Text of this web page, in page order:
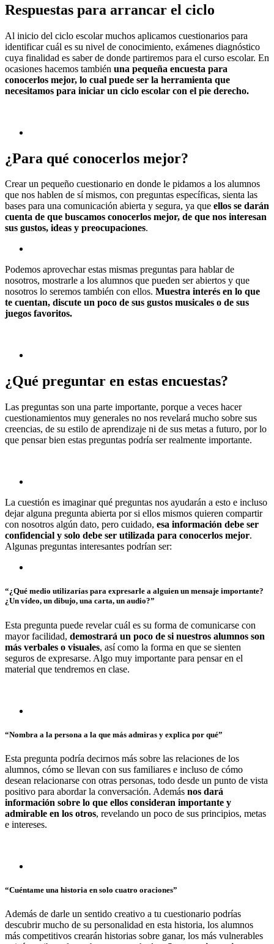
Respuestas para arrancar el ciclo
Al inicio del ciclo escolar muchos aplicamos cuestionarios para
identificar cuál es su nivel de conocimiento, exámenes diagnóstico
cuya finalidad es saber de donde partiremos para el curso escolar. En
ocasiones hacemos también una pequeña encuesta para
conocerlos mejor, lo cual puede ser la herramienta que
necesitamos para iniciar un ciclo escolar con el pie derecho.
¿Para qué conocerlos mejor?
Crear un pequeño cuestionario en donde le pidamos a los alumnos
que nos hablen de sí mismos, con preguntas específicas, sienta las
bases para una comunicación abierta y segura, ya que ellos se darán
cuenta de que buscamos conocerlos mejor, de que nos interesan
sus gustos, ideas y preocupaciones.
Podemos aprovechar estas mismas preguntas para hablar de
nosotros, mostrarle a los alumnos que pueden ser abiertos y que
nosotros lo seremos también con ellos. Muestra interés en lo que
te cuentan, discute un poco de sus gustos musicales o de sus
juegos favoritos.
¿Qué preguntar en estas encuestas?
Las preguntas son una parte importante, porque a veces hacer
cuestionamientos muy generales no nos revelará mucho sobre sus
creencias, de su estilo de aprendizaje ni de sus metas a futuro, por lo
que pensar bien estas preguntas podría ser realmente importante.
La cuestión es imaginar qué preguntas nos ayudarán a esto e incluso
dejar alguna pregunta abierta por si ellos mismos quieren compartir
con nosotros algún dato, pero cuidado, esa información debe ser
confidencial y solo debe ser utilizada para conocerlos mejor.
Algunas preguntas interesantes podrían ser:
“¿Qué medio utilizarías para expresarle a alguien un mensaje importante?
¿Un vídeo, un dibujo, una carta, un audio?”
Esta pregunta puede revelar cuál es su forma de comunicarse con
mayor facilidad, demostrará un poco de si nuestros alumnos son
más verbales o visuales, así como la forma en que se sienten
seguros de expresarse. Algo muy importante para pensar en el
material que tendremos en clase.
“Nombra a la persona a la que más admiras y explica por qué”
Esta pregunta podría decirnos más sobre las relaciones de los
alumnos, cómo se llevan con sus familiares e incluso de cómo
desean relacionarse con otras personas, todo desde un punto de vista
positivo para abordar la conversación. Además nos dará
información sobre lo que ellos consideran importante y
admirable en los otros, revelando un poco de sus principios, metas
e intereses.
“Cuéntame una historia en solo cuatro oraciones”
Además de darle un sentido creativo a tu cuestionario podrías
descubrir mucho de su personalidad en esta historia, los alumnos
más competitivos crearán historias sobre ganar, los más vulnerables